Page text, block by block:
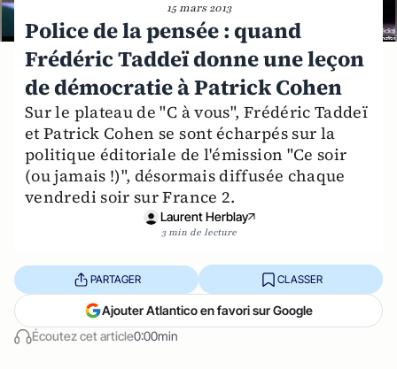
15 mars 2013
Police de la pensée : quand
Frédéric Taddeï donne une leçon
de démocratie à Patrick Cohen
Sur le plateau de "C à vous", Frédéric Taddeï
et Patrick Cohen se sont écharpés sur la
politique éditoriale de l'émission "Ce soir
(ou jamais !)", désormais diffusée chaque
vendredi soir sur France 2.
Laurent Herblay
3 min de lecture
Écoutez cet article0:00min
PARTAGER CLASSER
Ajouter Atlantico en favori sur Google